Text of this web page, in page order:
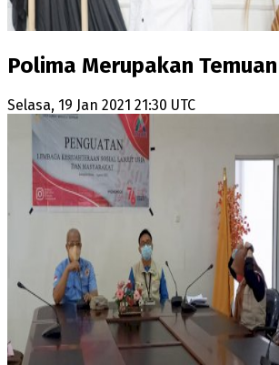
Polima Merupakan
Selasa, 19 Jan 2021 21:30 UTC